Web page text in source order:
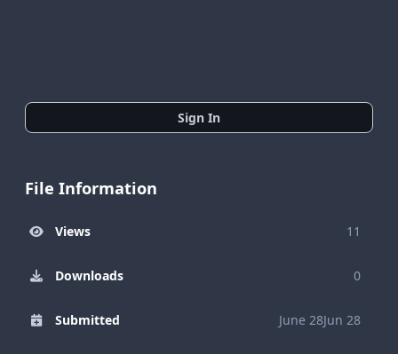
Sign In
File Information
Views 11
Downloads 0
Submitted June 28Jun 28